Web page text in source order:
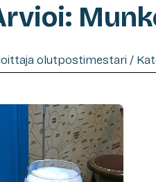
olutpostimestari /